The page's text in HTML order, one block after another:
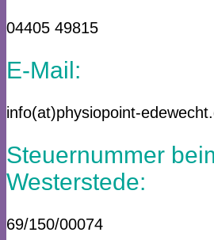
04405 49815
E-Mail:
info(at)physiopoint-
Steuernummer
Westerstede:
69/150/00074